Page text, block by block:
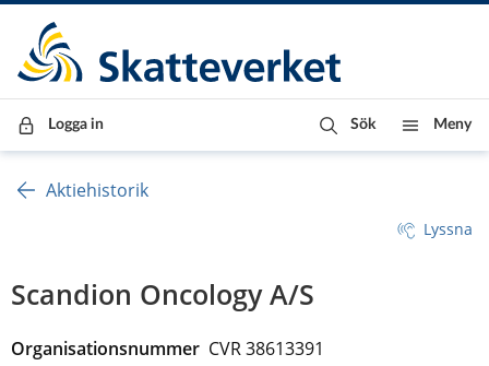
Till innehåll
Till navigationen
Till chattrobot
Logga in Sök Meny
Aktiehistorik
Lyssna
Scandion Oncology A/S
Organisationsnummer CVR 38613391